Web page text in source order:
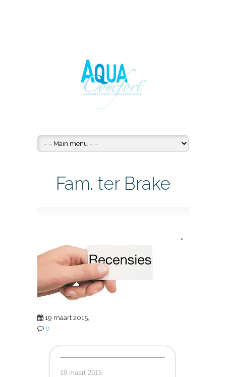
Fam. ter Brake
19 maart 2015,
0
19 maart 2015
*